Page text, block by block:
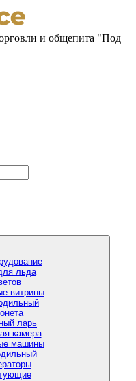
и общепита "Под
льда
витрины
ларь
камера
машины